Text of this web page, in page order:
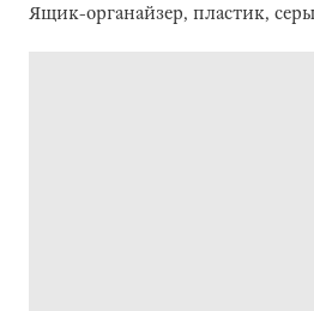
Ящик-органайзер, пластик,